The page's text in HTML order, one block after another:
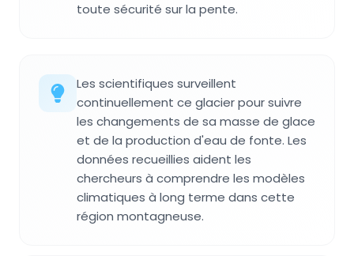
toute sécurité sur la pente.
Les scientifiques surveillent
continuellement ce glacier pour suivre
les changements de sa masse de glace
et de la production d'eau de fonte. Les
données recueillies aident les
chercheurs à comprendre les modèles
climatiques à long terme dans cette
région montagneuse.